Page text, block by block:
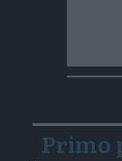
Primo